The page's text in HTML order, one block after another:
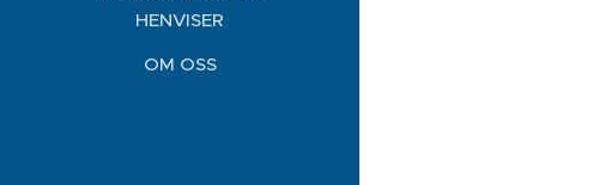
HENVISER
OM OSS